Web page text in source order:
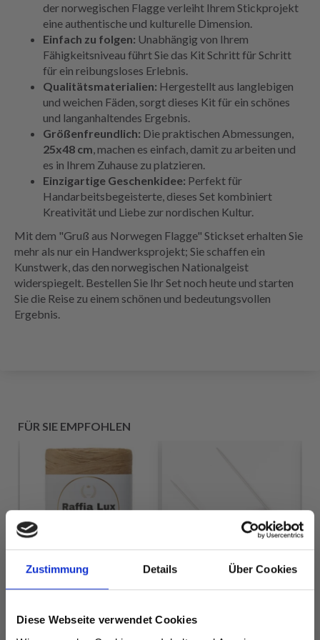
Zustimmung Details Über Cookies
Diese Webseite verwendet Cookies
der norwegischen Flagge verleiht Ihrem Stickprojekt
eine authentische und kulturelle Dimension.
Einfach zu folgen: Unabhängig von Ihrem
Fähigkeitsniveau führt Sie das Kit Schritt für Schritt
für ein reibungsloses Erlebnis.
Qualitätsmaterialien: Hergestellt aus langlebigen
und weichen Fäden, sorgt dieses Kit für ein schönes
und langanhaltendes Ergebnis.
Größenfreundlich: Die praktischen Abmessungen,
25x48 cm, machen es einfach, damit zu arbeiten und
es in Ihrem Zuhause zu platzieren.
Einzigartige Geschenkidee: Perfekt für
Handarbeitsbegeisterte, dieses Set kombiniert
Kreativität und Liebe zur nordischen Kultur.
Mit dem "Gruß aus Norwegen Flagge" Stickset erhalten Sie
mehr als nur ein Handwerksprojekt; Sie schaffen ein
Kunstwerk, das den norwegischen Nationalgeist
widerspiegelt. Bestellen Sie Ihr Set noch heute und starten
Sie die Reise zu einem schönen und bedeutungsvollen
Ergebnis.
FÜR SIE EMPFOHLEN
DROPS BASIC